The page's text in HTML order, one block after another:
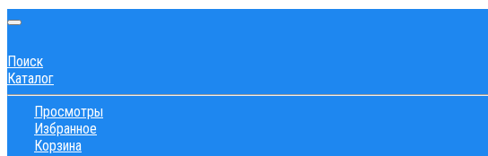
Поиск
Каталог
Просмотры
Избранное
Корзина